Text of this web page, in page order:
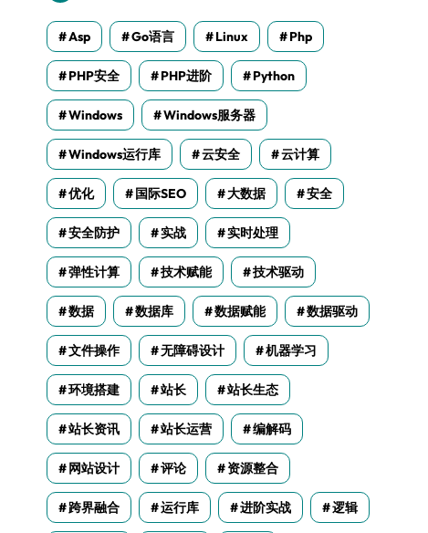
Asp Go语言 Linux Php
PHP安全 PHP进阶 Python
Windows Windows服务器
Windows运行库 云安全 云计算
优化 国际SEO 大数据 安全
安全防护 实战 实时处理
弹性计算 技术赋能 技术驱动
数据 数据库 数据赋能 数据驱动
文件操作 无障碍设计 机器学习
环境搭建 站长 站长生态
站长资讯 站长运营 编解码
网站设计 评论 资源整合
跨界融合 运行库 进阶实战 逻辑